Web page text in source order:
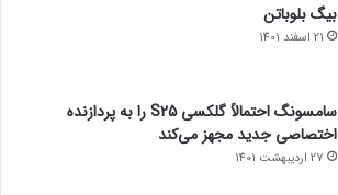
بیگ بلوباتن
21 اسفند 1401
سامسونگ احتمالاً گلکسی S25 را به پردازنده
اختصاصی جدید مجهز می‌کند
27 اردیبهشت 1401